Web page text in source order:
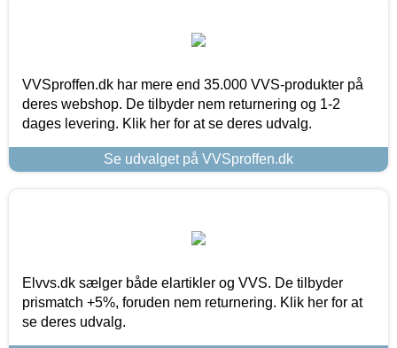
VVSproffen.dk har mere end 35.000 VVS-produkter på
deres webshop. De tilbyder nem returnering og 1-2
dages levering. Klik her for at se deres udvalg.
Se udvalget på VVSproffen.dk
Elvvs.dk sælger både elartikler og VVS. De tilbyder
prismatch +5%, foruden nem returnering. Klik her for at
se deres udvalg.